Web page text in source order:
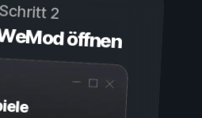
Schritt 2
öffnen